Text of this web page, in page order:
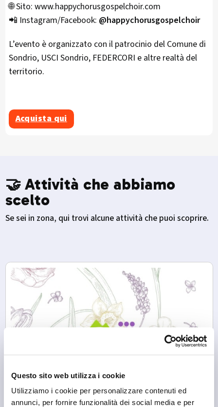
Questo sito web utilizza i cookie
Utilizziamo i cookie per personalizzare contenuti ed
annunci, per fornire funzionalità dei social media e per
🌐 Sito: www.happychorusgospelchoir.com
📲 Instagram/Facebook: @happychorusgospelchoir
L’evento è organizzato con il patrocinio del Comune di
Sondrio, USCI Sondrio, FEDERCORI e altre realtà del
territorio.
Acquista qui
🤝 Attività che abbiamo
scelto
Se sei in zona, qui trovi alcune attività che puoi scoprire.